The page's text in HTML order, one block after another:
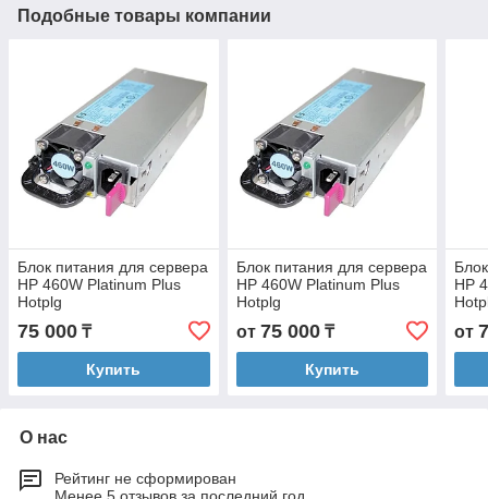
Подобные товары компании
Блок питания для сервера
HP 460W Platinum Plus
Hotplg
75 000 ₸
Купить
Блок питания для сервера
HP 460W Platinum Plus
Hotplg
от 75 000₸
Купить
HP
от
О нас
Рейтинг не сформирован